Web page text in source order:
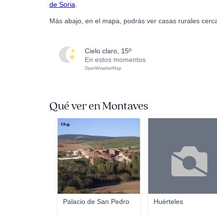
de Soria
Más abajo, en el mapa, podrás ver casas rurales
cielo claro, 15º
En estos momentos
OpenWeatherMap
Qué ver en Montaves
Palacio de San Pedro
f.h.g.
Huérteles